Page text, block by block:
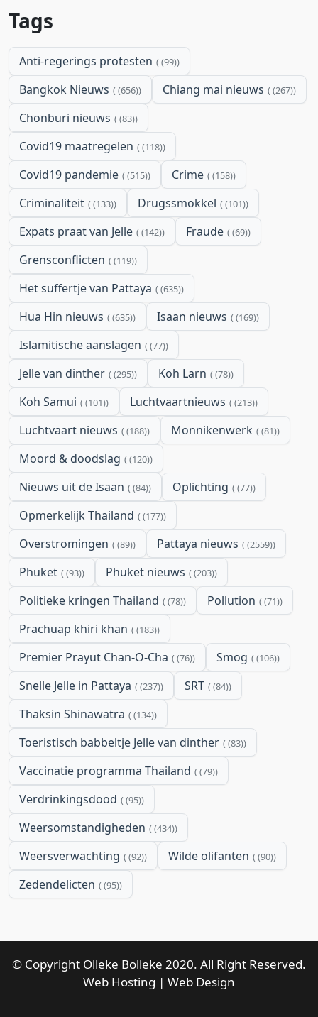
Tags
Anti-regerings protesten (99)
Bangkok Nieuws (656) Chiang mai nieuws (267)
Chonburi nieuws (83)
Covid19 maatregelen (118)
Covid19 pandemie (515) Crime (158)
Criminaliteit (133) Drugssmokkel (101)
Expats praat van Jelle (142) Fraude (69)
Grensconflicten (119)
Het suffertje van Pattaya (635)
Hua Hin nieuws (635) Isaan nieuws (169)
Islamitische aanslagen (77)
Jelle van dinther (295) Koh Larn (78)
Koh Samui (101) Luchtvaartnieuws (213)
Luchtvaart nieuws (188) Monnikenwerk (81)
Moord & doodslag (120)
Nieuws uit de Isaan (84) Oplichting (77)
Opmerkelijk Thailand (177)
Overstromingen (89) Pattaya nieuws (2559)
Phuket (93) Phuket nieuws (203)
Politieke kringen Thailand (78) Pollution (71)
Prachuap khiri khan (183)
Premier Prayut Chan-O-Cha (76) Smog (106)
Snelle Jelle in Pattaya (237) SRT (84)
Thaksin Shinawatra (134)
Toeristisch babbeltje Jelle van dinther (83)
Vaccinatie programma Thailand (79)
Verdrinkingsdood (95)
Weersomstandigheden (434)
Weersverwachting (92) Wilde olifanten (90)
Zedendelicten (95)
© Copyright Olleke Bolleke 2020. All Right Reserved.
Web Hosting | Web Design